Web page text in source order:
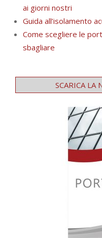
ai giorni nostri
Guida all’isolamento
Come scegliere le
sbagliare
SCARICA LA